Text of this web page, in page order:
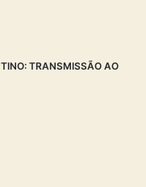
TRANSMISSÃO AO